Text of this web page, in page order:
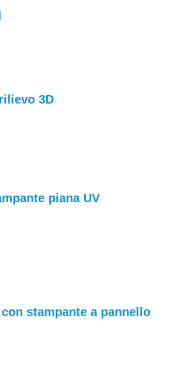
3D
piana UV
stampante a pannello